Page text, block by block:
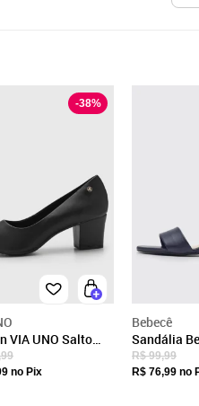
Fechar
Razão Social
Camargo Oliveira
CNPJ
28.552.475/0001-00
Endereço
Rua Otávio Rizatto,
Jaú, SP/SP
CEP: 17208-745
-38%
VIA UNO Salto
Bico Aberto
no Pix
Bebecê
Sandália
Bloco
R$ 99,99
R$ 76,99 no